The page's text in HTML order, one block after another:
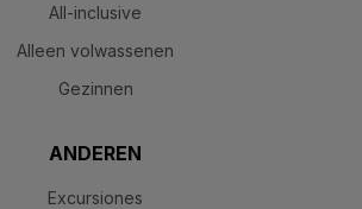
All-inclusive
Alleen volwassenen
Gezinnen
ANDEREN
Excursiones